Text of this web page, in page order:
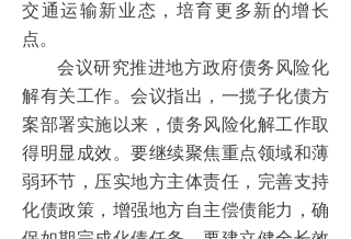
交通运输新业态，培育更多新的增长
点。
会议研究推进地方政府债务风险化
解有关工作。会议指出，一揽子化债方
案部署实施以来，债务风险化解工作取
得明显成效。要继续聚焦重点领域和薄
弱环节，压实地方主体责任，完善支持
化债政策，增强地方自主偿债能力，确